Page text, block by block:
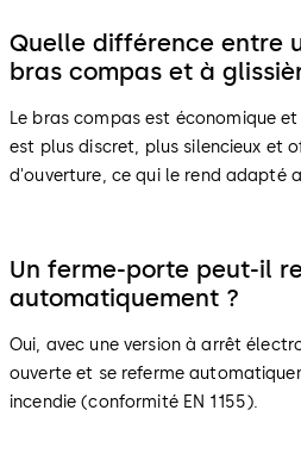
Quelle différence entre
bras compas et à
Le bras compas est économique
est plus discret, plus silencieux et
d'ouverture, ce qui le rend adapté
Un ferme-porte peut-il
automatiquement ?
Oui, avec une version à arrêt
ouverte et se referme
incendie (conformité EN 1155).